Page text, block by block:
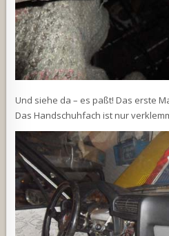
Und siehe da – es paßt! Das erste
Das Handschuhfach ist nur